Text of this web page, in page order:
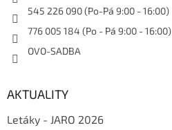
545 226 090 (Po-Pá 9:00 - 16:00)
776 005 184 (Po - Pá 9:00 - 16:00)
OVO-SADBA
AKTUALITY
Letáky - JARO 2026